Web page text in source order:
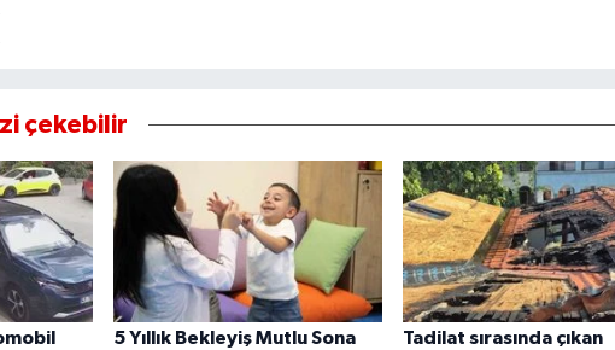
çekebilir
5 Yıllık Bekleyiş Mutlu Sona
Tadilat sırasında çıkan